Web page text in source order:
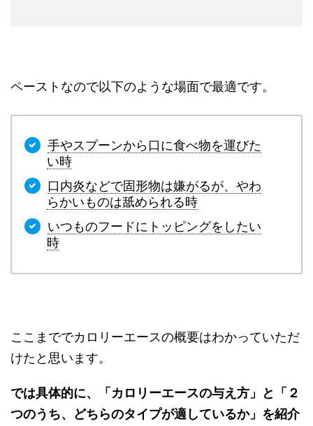
ペーストなので以下のような場面で最適です。
手やスプーンから口に食べ物を運びた
い時
口内炎などで固形物は嫌がるが、やわ
らかいものは舐められる時
いつものフードにトッピングをしたい
時
ここまででカロリーエースの概要はわかっていただ
けたと思います。
では具体的に、「カロリーエースの与え方」と「２
つのうち、どちらのタイプが適しているか」を紹介